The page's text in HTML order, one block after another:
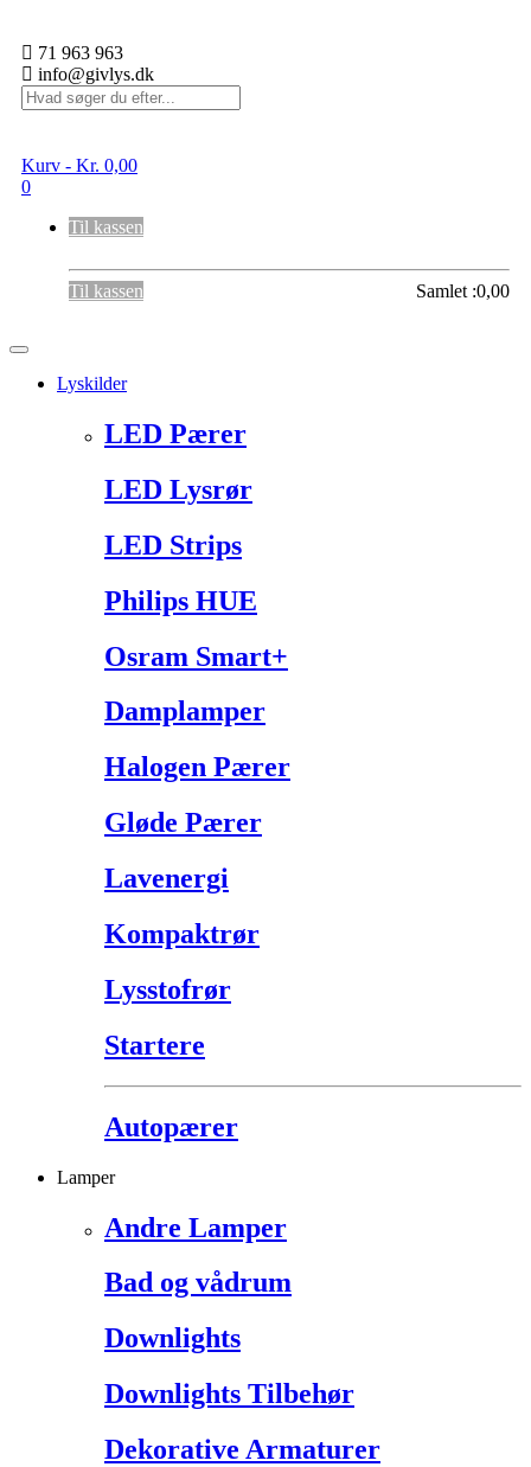
71 963 963
info@givlys.dk
Kurv - Kr. 0,00
0
Til kassen
Samlet :0,00
Til kassen
Toggle
navigationLyskilder
LED Pærer
LED Lysrør
LED Strips
Philips HUE
Osram Smart+
Damplamper
Halogen Pærer
Gløde Pærer
Lavenergi
Kompaktrør
Lysstofrør
Startere
Autopærer
Lamper
Andre Lamper
Bad og vådrum
Downlights
Downlights Tilbehør
Dekorative Armaturer